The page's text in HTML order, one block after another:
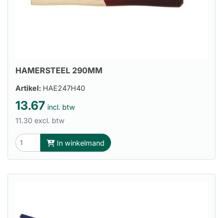
HAMERSTEEL 290MM
Artikel: HAE247H40
13.67 incl. btw
11.30 excl. btw
In winkelmand